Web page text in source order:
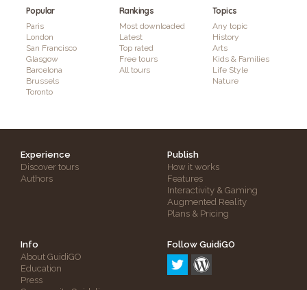
Popular
Paris
London
San Francisco
Glasgow
Barcelona
Brussels
Toronto
Rankings
Most downloaded
Latest
Top rated
Free tours
All tours
Topics
Any topic
History
Arts
Kids & Families
Life Style
Nature
Experience
Discover tours
Authors
Publish
How it works
Features
Interactivity & Gaming
Augmented Reality
Plans & Pricing
Info
About GuidiGO
Education
Press
Follow GuidiGO